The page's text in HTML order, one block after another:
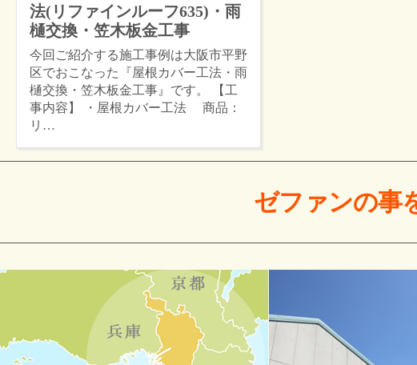
法(リファインルーフ635)・雨
樋交換・笠木板金工事
今回ご紹介する施工事例は大阪市平野
区でおこなった『屋根カバー工法・雨
樋交換・笠木板金工事』です。 【工
事内容】 ・屋根カバー工法 商品：
リ…
ゼファンの事